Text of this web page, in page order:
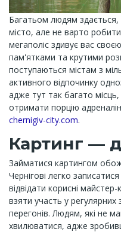
Багатьом людям здається,
місто, але не варто
мегаполіс здивує вас
пам'ятками та крутими
поступаються містам з
активного відпочинку
адже тут так багато
отримати порцію
chernigiv-city.com.
Картинг —
Займатися картингом
Чернігові легко
відвідати корисні
взяти участь у
перегонів. Людям, які не
хвилюватися, адже